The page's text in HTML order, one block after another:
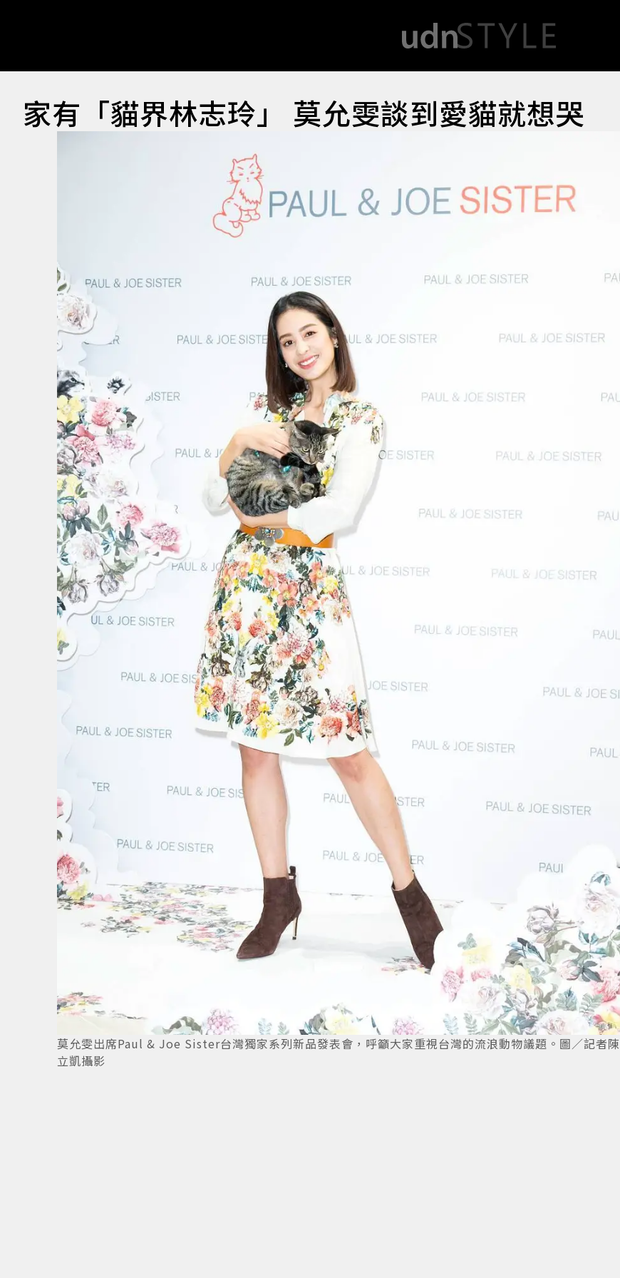
家有「貓界林志玲」 莫允雯談到愛貓就想哭
莫允雯出席Paul & Joe Sister台灣獨家系列新品發表會，呼籲大家重視台灣的流浪動物議題。圖／記者陳
立凱攝影